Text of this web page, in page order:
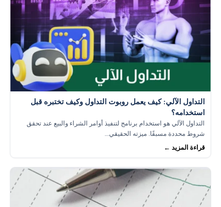
التداول الآلي: كيف يعمل روبوت التداول وكيف تختبره قبل
استخدامه؟
التداول الآلي هو استخدام برنامج لتنفيذ أوامر الشراء والبيع عند تحقق
شروط محددة مسبقًا. ميزته الحقيقي...
قراءة المزيد ←